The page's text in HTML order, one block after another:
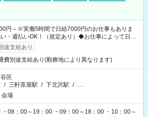
円～※実働5時間で日給7000円のお仕事もありま
週払いOK！（規定あり）◆お仕事によって日給
途支給あり
費別途支給あり(勤務地により異なります)
区
/ 三軒茶屋駅 / 下北沢駅 / …
会場
08：00～19：00 ・09：00～18：00 ・10：00～